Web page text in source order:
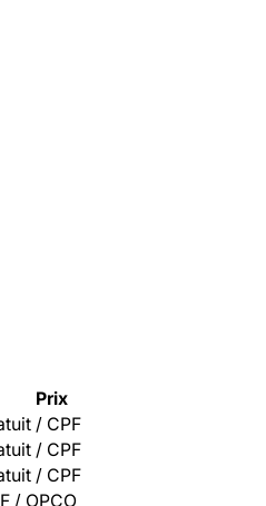
Prix
/ CPF
/ CPF
/ CPF
/ OPCO